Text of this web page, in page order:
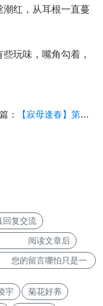
潮红，从耳根一直蔓
玩味，嘴角勾着，
： 【寂母逢春】第二章 第一回（乱伦、复仇、剧情、历史、暗黑）
复交流
。 阅读文章后
的留言哪怕只是一
宇 菊花好养